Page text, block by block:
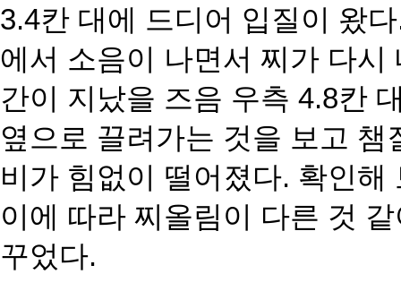
3.4칸 대에 드디어 입질이 왔
에서 소음이 나면서 찌가 다
간이 지났을 즈음 우측 4.8칸
옆으로 끌려가는 것을 보고 챔
비가 힘없이 떨어졌다. 확인해
이에 따라 찌올림이 다른 것
꾸었다.